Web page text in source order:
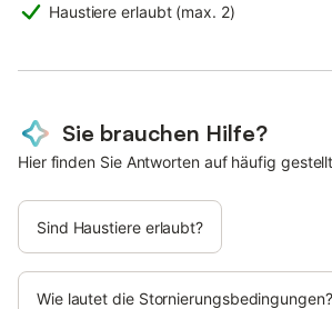
Haustiere erlaubt (max. 2)
Sie brauchen Hilfe?
Hier finden Sie Antworten auf häufig
Sind Haustiere erlaubt?
Wie lautet die Stornierungsbedingungen?